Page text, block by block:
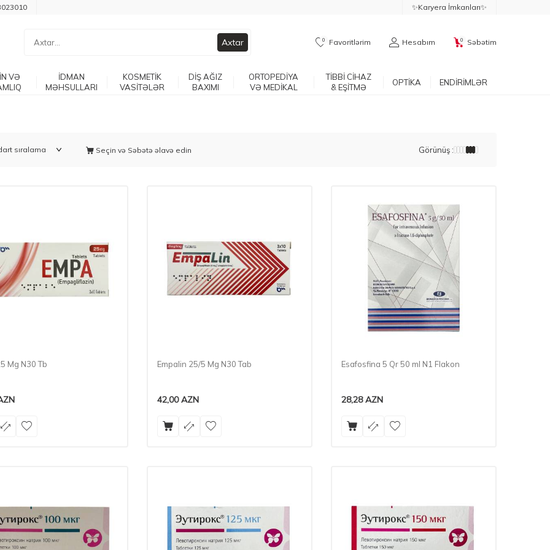
✨Karyera İmkanları✨
Axtar 0 Favoritlərim Hesabım 0 Səbətim
VƏ
İDMAN
MƏHSULLARI
KOSMETİK
VASİTƏLƏR
DİŞ AĞIZ
BAXIMI
ORTOPEDİYA
VƏ MEDİKAL
TİBBİ CİHAZ
& EŞİTMƏ
OPTİKA ENDİRİMLƏR
Seçin və Səbətə əlavə edin Görünüş :
Mg N30 Tb Empalin 25/5 Mg N30 Tab
42,00AZN
Esafosfina 5 Qr 50 ml N1 Flakon
28,28AZN